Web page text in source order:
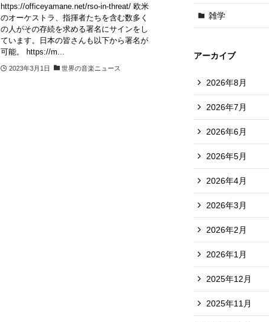
https://officeyamane.net/rso-in-threat/ 欧米
のオーケストラ、指揮者たちを含む数多く
の人がその存続を求める署名にサインをし
ています。日本の皆さんも以下から署名が
可能。 https://m...
2023年3月1日 世界の音楽ニュース
雑学
アーカイブ
2026年8月
2026年7月
2026年6月
2026年5月
2026年4月
2026年3月
2026年2月
2026年1月
2025年12月
2025年11月